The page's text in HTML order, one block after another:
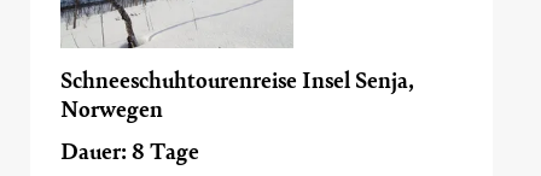
Schneeschuhtourenreise Insel Senja,
Norwegen
Dauer: 8 Tage